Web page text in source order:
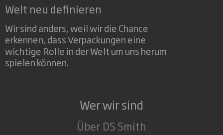
Welt neu definieren
Wir sind anders, weil wir die Chance
erkennen, dass Verpackungen eine
wichtige Rolle in der Welt um uns herum
spielen können.
Wer wir sind
Über DS Smith